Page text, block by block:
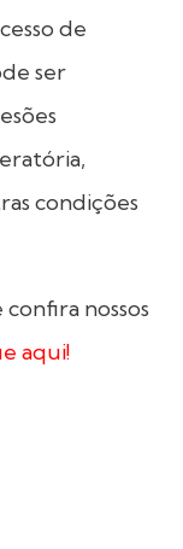
de
ser
condições
confira nossos
aqui!